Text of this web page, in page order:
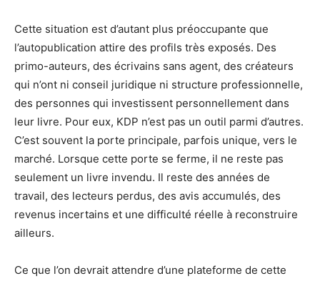
Cette situation est d’autant plus préoccupante que
l’autopublication attire des profils très exposés. Des
primo-auteurs, des écrivains sans agent, des créateurs
qui n’ont ni conseil juridique ni structure professionnelle,
des personnes qui investissent personnellement dans
leur livre. Pour eux, KDP n’est pas un outil parmi d’autres.
C’est souvent la porte principale, parfois unique, vers le
marché. Lorsque cette porte se ferme, il ne reste pas
seulement un livre invendu. Il reste des années de
travail, des lecteurs perdus, des avis accumulés, des
revenus incertains et une difficulté réelle à reconstruire
ailleurs.
Ce que l’on devrait attendre d’une plateforme de cette